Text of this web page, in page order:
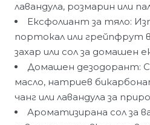
лавандула, розмарин или
Ексфолиант за тяло:
портокал или грейпфрут
захар или сол за домашен
Домашен дезодорант:
масло, натриев
чанг или лавандула за
Ароматизирана сол за